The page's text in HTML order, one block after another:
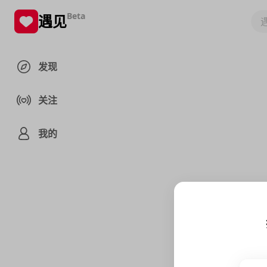
遇见Beta
发现
关注
我的